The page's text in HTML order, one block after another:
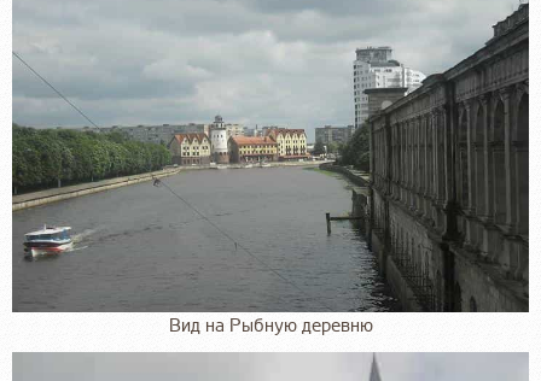
Вид на Рыбную деревню